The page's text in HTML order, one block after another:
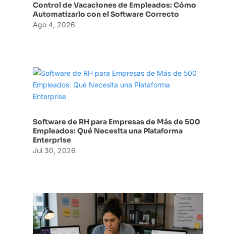
Control de Vacaciones de Empleados: Cómo
Automatizarlo con el Software Correcto
Ago 4, 2026
Software de RH para Empresas de Más de 500
Empleados: Qué Necesita una Plataforma
Enterprise
Jul 30, 2026